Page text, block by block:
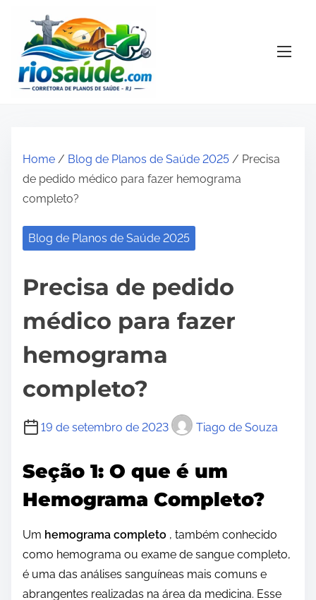
Home / Blog de Planos de Saúde 2025 / Precisa
de pedido médico para fazer hemograma
completo?
Blog de Planos de Saúde 2025
Precisa de pedido
médico para fazer
hemograma
completo?
19 de setembro de 2023 Tiago de Souza
Seção 1: O que é um
Hemograma Completo?
Um hemograma completo , também conhecido
como hemograma ou exame de sangue completo,
é uma das análises sanguíneas mais comuns e
abrangentes realizadas na área da medicina. Esse